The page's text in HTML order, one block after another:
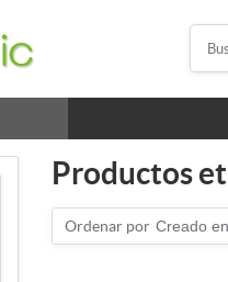
Productos
Ordenar por Creado en